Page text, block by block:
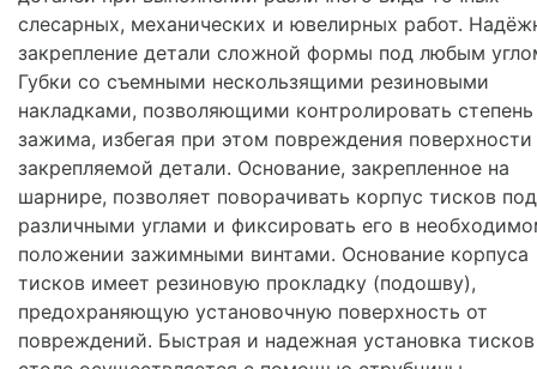
слесарных, механических и ювелирных работ.
закрепление детали сложной формы под любым
Губки со съемными нескользящими резиновыми
накладками, позволяющими контролировать степень
зажима, избегая при этом повреждения поверхности
закрепляемой детали. Основание, закрепленное на
шарнире, позволяет поворачивать корпус тисков под
различными углами и фиксировать его в
положении зажимными винтами. Основание корпуса
тисков имеет резиновую прокладку (подошву),
предохраняющую установочную поверхность от
повреждений. Быстрая и надежная установка